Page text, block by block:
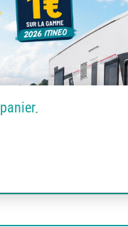
panier.